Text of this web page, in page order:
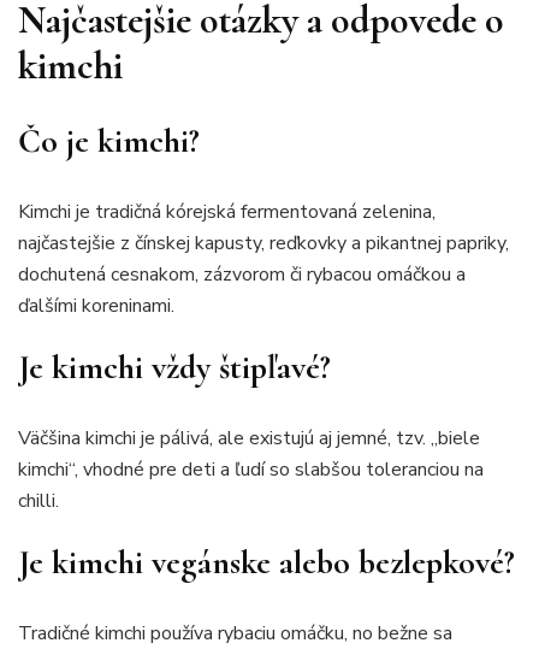
Najčastejšie otázky a odpovede o
kimchi
Čo je kimchi?
Kimchi je tradičná kórejská fermentovaná zelenina,
najčastejšie z čínskej kapusty, reďkovky a pikantnej papriky,
dochutená cesnakom, zázvorom či rybacou omáčkou a
ďalšími koreninami.
Je kimchi vždy štipľavé?
Väčšina kimchi je pálivá, ale existujú aj jemné, tzv. „biele
kimchi“, vhodné pre deti a ľudí so slabšou toleranciou na
chilli.
Je kimchi vegánske alebo bezlepkové?
Tradičné kimchi používa rybaciu omáčku, no bežne sa